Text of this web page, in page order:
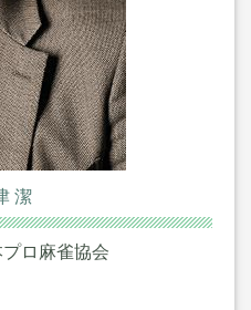
潔
ロ麻雀協会